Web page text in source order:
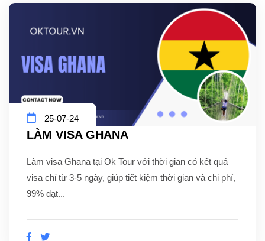
25-07-24
LÀM VISA GHANA
Làm visa Ghana tại Ok Tour với thời gian có kết quả
visa chỉ từ 3-5 ngày, giúp tiết kiệm thời gian và chi phí,
99% đạt...